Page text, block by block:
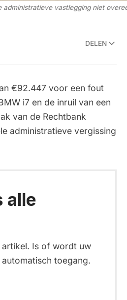
vastlegging niet
DELEN
€92.447 voor een fout
i7 en de inruil van een
van de Rechtbank
administratieve vergissing
alle
artikel. Is of wordt uw
toegang.